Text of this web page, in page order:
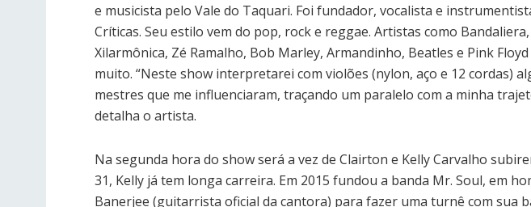
e musicista pelo Vale do Taquari. Foi fundador, vocalista e
Críticas. Seu estilo vem do pop, rock e reggae. Artistas como
Xilarmônica, Zé Ramalho, Bob Marley, Armandinho, Beatles e Pink
muito. “Neste show interpretarei com violões (nylon, aço e 12 cordas)
mestres que me influenciaram, traçando um paralelo com a minha
detalha o artista.
Na segunda hora do show será a vez de Clairton e Kelly Carvalho
31, Kelly já tem longa carreira. Em 2015 fundou a banda Mr. Soul, em
Banerjee (guitarrista oficial da cantora) para fazer uma turnê com sua